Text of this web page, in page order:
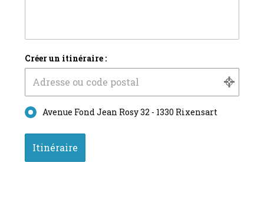
Créer un itinéraire :
Avenue Fond Jean Rosy 32 - 1330 Rixensart